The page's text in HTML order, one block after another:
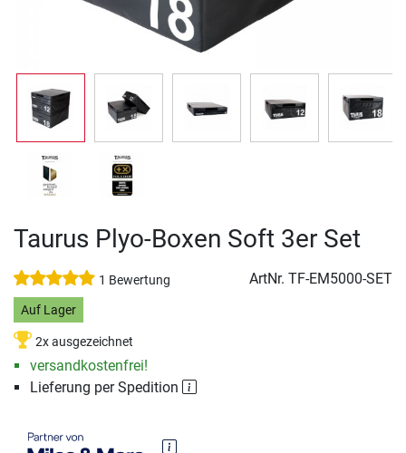
Taurus Plyo-Boxen Soft 3er Set
1 Bewertung ArtNr. TF-EM5000-SET
Auf Lager
2x ausgezeichnet
versandkostenfrei!
Lieferung per Spedition